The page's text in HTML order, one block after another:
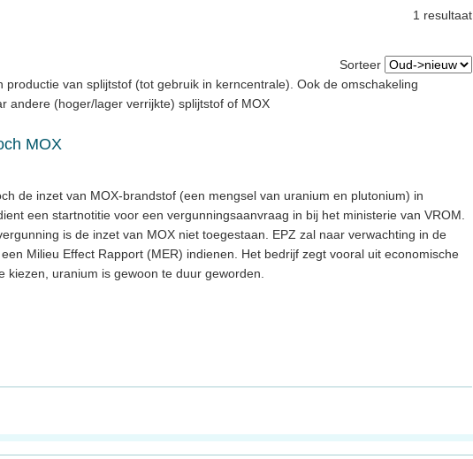
1 resultaat
Sorteer
productie van splijtstof (tot gebruik in kerncentrale). Ook de omschakeling
andere (hoger/lager verrijkte) splijtstof of MOX
MOX
de inzet van MOX-brandstof (een mengsel van uranium en plutonium) in
een startnotitie voor een vergunningsaanvraag in bij het ministerie van VROM.
is de inzet van MOX niet toegestaan. EPZ zal naar verwachting in de
Milieu Effect Rapport (MER) indienen. Het bedrijf zegt vooral uit economische
kiezen, uranium is gewoon te duur geworden.